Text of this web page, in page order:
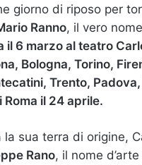
giorno di riposo per
Ranno, il vero
il 6 marzo al teatro
Bologna, Torino,
Trento,
il 24 aprile.
la sua terra di origine,
Rano, il nome